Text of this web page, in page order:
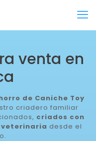
venta en
de Caniche Toy
criadero familiar
criados con
veterinaria desde el